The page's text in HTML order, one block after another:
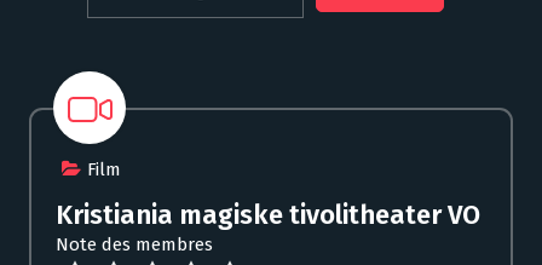
Film
Kristiania magiske tivolitheater VO
Note des membres